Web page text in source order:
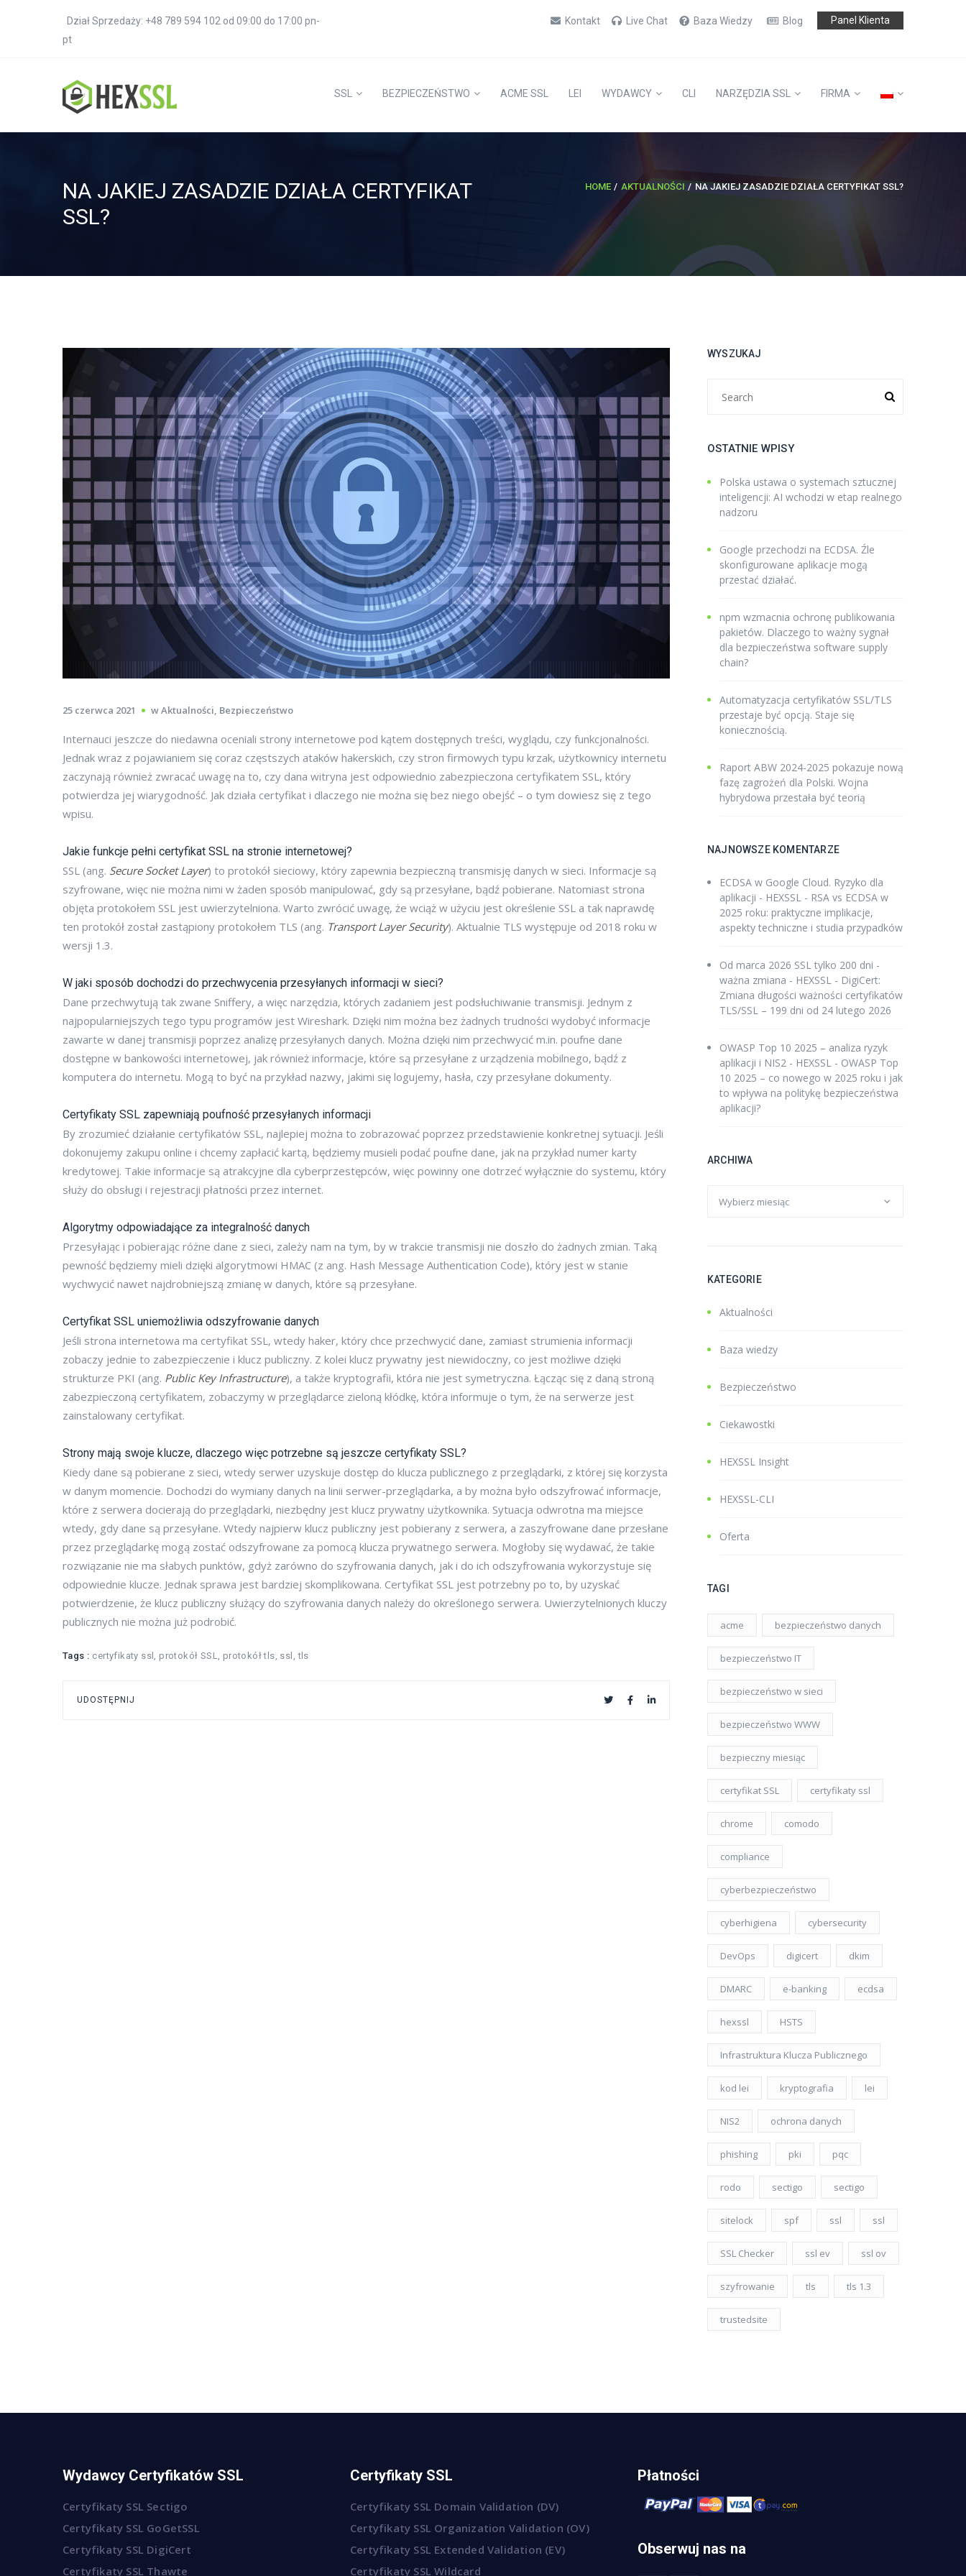
Dział Sprzedaży: +48 789 594 102 od 09:00 do 17:00 pn-
pt
Kontakt Live Chat Baza Wiedzy Blog Panel Klienta
SSL BEZPIECZEŃSTWO ACME SSL LEI WYDAWCY CLI NARZĘDZIA SSL FIRMA
NA JAKIEJ ZASADZIE DZIAŁA CERTYFIKAT
SSL?
HOME AKTUALNOŚCI NA JAKIEJ ZASADZIE DZIAŁA CERTYFIKAT SSL?
25 czerwca 2021 wAktualności, Bezpieczeństwo
Internauci jeszcze do niedawna oceniali strony internetowe pod kątem dostępnych treści, wyglądu, czy funkcjonalności.
Jednak wraz z pojawianiem się coraz częstszych ataków hakerskich, czy stron firmowych typu krzak, użytkownicy internetu
zaczynają również zwracać uwagę na to, czy dana witryna jest odpowiednio zabezpieczona certyfikatem SSL, który
potwierdza jej wiarygodność. Jak działa certyfikat i dlaczego nie można się bez niego obejść – o tym dowiesz się z tego
wpisu.
Jakie funkcje pełni certyfikat SSL na stronie internetowej?
SSL (ang. Secure Socket Layer) to protokół sieciowy, który zapewnia bezpieczną transmisję danych w sieci. Informacje są
szyfrowane, więc nie można nimi w żaden sposób manipulować, gdy są przesyłane, bądź pobierane. Natomiast strona
objęta protokołem SSL jest uwierzytelniona. Warto zwrócić uwagę, że wciąż w użyciu jest określenie SSL a tak naprawdę
ten protokół został zastąpiony protokołem TLS (ang. Transport Layer Security). Aktualnie TLS występuje od 2018 roku w
wersji 1.3.
W jaki sposób dochodzi do przechwycenia przesyłanych informacji w sieci?
Dane przechwytują tak zwane Sniffery, a więc narzędzia, których zadaniem jest podsłuchiwanie transmisji. Jednym z
najpopularniejszych tego typu programów jest Wireshark. Dzięki nim można bez żadnych trudności wydobyć informacje
zawarte w danej transmisji poprzez analizę przesyłanych danych. Można dzięki nim przechwycić m.in. poufne dane
dostępne w bankowości internetowej, jak również informacje, które są przesyłane z urządzenia mobilnego, bądź z
komputera do internetu. Mogą to być na przykład nazwy, jakimi się logujemy, hasła, czy przesyłane dokumenty.
Certyfikaty SSL zapewniają poufność przesyłanych informacji
By zrozumieć działanie certyfikatów SSL, najlepiej można to zobrazować poprzez przedstawienie konkretnej sytuacji. Jeśli
dokonujemy zakupu online i chcemy zapłacić kartą, będziemy musieli podać poufne dane, jak na przykład numer karty
kredytowej. Takie informacje są atrakcyjne dla cyberprzestępców, więc powinny one dotrzeć wyłącznie do systemu, który
służy do obsługi i rejestracji płatności przez internet.
Algorytmy odpowiadające za integralność danych
Przesyłając i pobierając różne dane z sieci, zależy nam na tym, by w trakcie transmisji nie doszło do żadnych zmian. Taką
pewność będziemy mieli dzięki algorytmowi HMAC (z ang. Hash Message Authentication Code), który jest w stanie
wychwycić nawet najdrobniejszą zmianę w danych, które są przesyłane.
Certyfikat SSL uniemożliwia odszyfrowanie danych
Jeśli strona internetowa ma certyfikat SSL, wtedy haker, który chce przechwycić dane, zamiast strumienia informacji
zobaczy jednie to zabezpieczenie i klucz publiczny. Z kolei klucz prywatny jest niewidoczny, co jest możliwe dzięki
strukturze PKI (ang. Public Key Infrastructure), a także kryptografii, która nie jest symetryczna. Łącząc się z daną stroną
zabezpieczoną certyfikatem, zobaczymy w przeglądarce zieloną kłódkę, która informuje o tym, że na serwerze jest
zainstalowany certyfikat.
Strony mają swoje klucze, dlaczego więc potrzebne są jeszcze certyfikaty SSL?
Kiedy dane są pobierane z sieci, wtedy serwer uzyskuje dostęp do klucza publicznego z przeglądarki, z której się korzysta
w danym momencie. Dochodzi do wymiany danych na linii serwer-przeglądarka, a by można było odszyfrować informacje,
które z serwera docierają do przeglądarki, niezbędny jest klucz prywatny użytkownika. Sytuacja odwrotna ma miejsce
wtedy, gdy dane są przesyłane. Wtedy najpierw klucz publiczny jest pobierany z serwera, a zaszyfrowane dane przesłane
przez przeglądarkę mogą zostać odszyfrowane za pomocą klucza prywatnego serwera. Mogłoby się wydawać, że takie
rozwiązanie nie ma słabych punktów, gdyż zarówno do szyfrowania danych, jak i do ich odszyfrowania wykorzystuje się
odpowiednie klucze. Jednak sprawa jest bardziej skomplikowana. Certyfikat SSL jest potrzebny po to, by uzyskać
potwierdzenie, że klucz publiczny służący do szyfrowania danych należy do określonego serwera. Uwierzytelnionych kluczy
publicznych nie można już podrobić.
Tags : certyfikaty ssl , protokół SSL, protokół tls, ssl ,tls
UDOSTĘPNIJ
WYSZUKAJ
OSTATNIE WPISY
Polska ustawa o systemach sztucznej
inteligencji: AI wchodzi w etap realnego
nadzoru
Google przechodzi na ECDSA. Źle
skonfigurowane aplikacje mogą
przestać działać.
npm wzmacnia ochronę publikowania
pakietów. Dlaczego to ważny sygnał
dla bezpieczeństwa software supply
chain?
Automatyzacja certyfikatów SSL/TLS
przestaje być opcją. Staje się
koniecznością.
Raport ABW 2024-2025 pokazuje nową
fazę zagrożeń dla Polski. Wojna
hybrydowa przestała być teorią
NAJNOWSZE KOMENTARZE
ECDSA w Google Cloud. Ryzyko dla
aplikacji - HEXSSL - RSA vs ECDSA w
2025 roku: praktyczne implikacje,
aspekty techniczne i studia przypadków
Od marca 2026 SSL tylko 200 dni -
ważna zmiana - HEXSSL - DigiCert:
Zmiana długości ważności certyfikatów
TLS/SSL – 199 dni od 24 lutego 2026
OWASP Top 10 2025 – analiza ryzyk
aplikacji i NIS2 - HEXSSL - OWASP Top
10 2025 – co nowego w 2025 roku i jak
to wpływa na politykę bezpieczeństwa
aplikacji?
ARCHIWA
KATEGORIE
Aktualności
Baza wiedzy
Bezpieczeństwo
Ciekawostki
HEXSSL Insight
HEXSSL-CLI
Oferta
TAGI
acme bezpieczeństwo danych
bezpieczeństwo IT
bezpieczeństwo w sieci
bezpieczeństwo WWW
bezpieczny miesiąc
certyfikat SSL certyfikaty ssl
chrome comodo
compliance
cyberbezpieczeństwo
cyberhigiena cybersecurity
DevOps digicert dkim
DMARC e-banking ecdsa
hexssl HSTS
Infrastruktura Klucza Publicznego
kod lei kryptografia lei
NIS2 ochrona danych
phishing pki pqc
rodo sectigo sectigo
sitelock spf ssl ssl
SSL Checker ssl ev ssl ov
szyfrowanie tls tls 1.3
trustedsite
Wydawcy Certyfikatów SSL
Certyfikaty SSL Sectigo
Certyfikaty SSL GoGetSSL
Certyfikaty SSL DigiCert
Certyfikaty SSL Thawte
Certyfikaty SSL
Certyfikaty SSL Domain Validation (DV)
Certyfikaty SSL Organization Validation (OV)
Certyfikaty SSL Extended Validation (EV)
Certyfikaty SSL Wildcard
Płatności
Obserwuj nas na